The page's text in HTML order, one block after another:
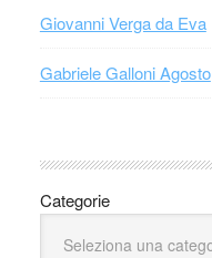
Giovanni Verga da Eva
Gabriele Galloni Agosto
Categorie